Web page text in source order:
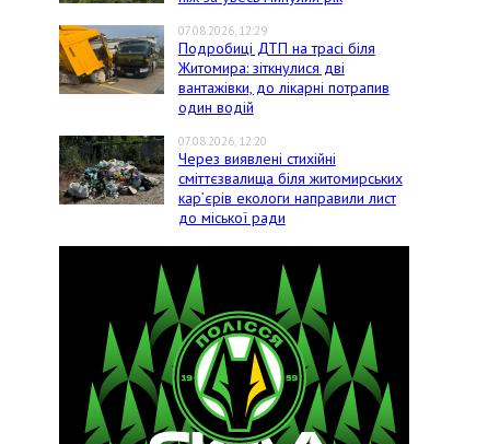
07.08.2026, 12:29
Подробиці ДТП на трасі біля
Житомира: зіткнулися дві
вантажівки, до лікарні потрапив
один водій
07.08.2026, 12:20
Через виявлені стихійні
сміттєзвалища біля житомирських
кар’єрів екологи направили лист
до міської ради